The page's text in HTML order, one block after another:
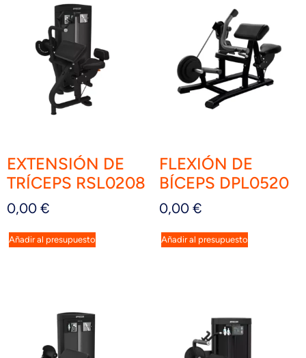
EXTENSIÓN DE
TRÍCEPS RSL0208
0,00 €
Añadir al presupuesto
FLEXIÓN DE
BÍCEPS DPL0520
0,00 €
Añadir al presupuesto